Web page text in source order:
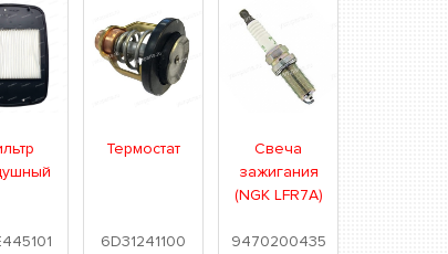
Термостат
6D31241100
Свеча
зажигания
(NGK LFR7A)
9470200435